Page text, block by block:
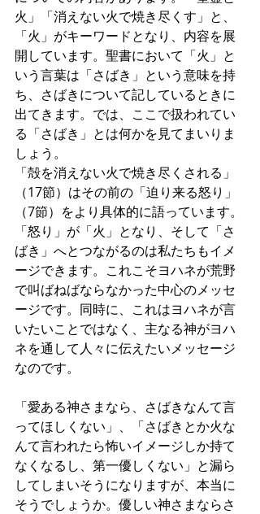
火」「消えない火で焼き尽くす」と、
「火」がキーワードとなり、内容を展
開しています。聖書において「火」と
いう言葉は「さばき」という意味を持
ち、さばきについて記しているときに
出てきます。では、ここで扱われてい
る「さばき」とは何かを見てまいりま
しょう。
「殻を消えない火で焼き尽くされる」
（17節）はその前の「迫り来る怒り」
（7節）をより具体的に語っています。
「怒り」が「火」となり、そして「さ
ばき」へとつながるのは私たちもイメ
ージできます。これこそヨハネが荒野
で叫ばねばならなかった中心のメッセ
ージです。同時に、これはヨハネが言
いたいことではなく、主なる神がヨハ
ネを通して人々に伝えたいメッセージ
なのです。
「愛ある神さまなら、さばきなんて言
ってほしくない」、「さばきとか火な
んて言われたら怖いイメージしか持て
なくなるし、第一優しくない」と漏ら
してしまいそうになりますが、本当に
そうでしょうか。優しい神さまならさ